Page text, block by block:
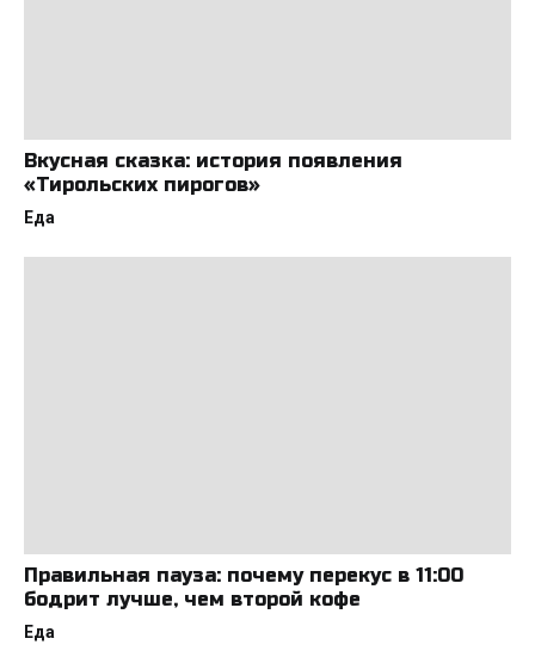
Вкусная сказка: история появления
«Тирольских пирогов»
Еда
Правильная пауза: почему перекус в 11:00
бодрит лучше, чем второй кофе
Еда